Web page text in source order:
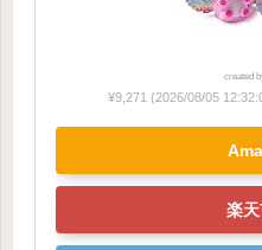
created
¥9,271 (2026/08/05
楽